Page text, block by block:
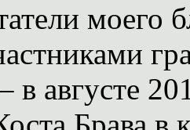
моего
в августе